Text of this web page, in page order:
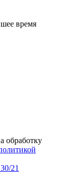
время
обработку